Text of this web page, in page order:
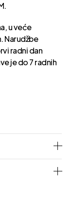
u veće
Narudžbe
radni dan
je do 7 radnih